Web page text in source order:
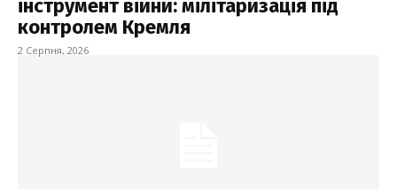
інструмент війни: мілітаризація під
контролем Кремля
2 Серпня, 2026